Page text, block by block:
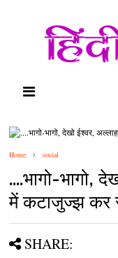
Home social
....भागो-भागो,
में कटाजुज्झ कर
SHARE: